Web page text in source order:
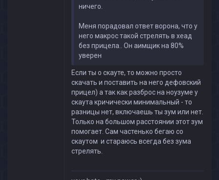
ничего.
Меня порадовал ответ ворона, что у
него макрос такой стрелять в хеад
без прицела.. Он аимщик на 80%
уверен
Если ты о скауте, то можно просто
скачать и поставить на него дефовский
прицел) а так как разброс на ноузуме у
скаута кричически минимальный - то
разницы нет, включаешь ты зум или нет.
Только на большом расстоянии этот зум
помогает. Сам частенько бегаю со
скаутом и стараюсь всегда без зума
стрелять.